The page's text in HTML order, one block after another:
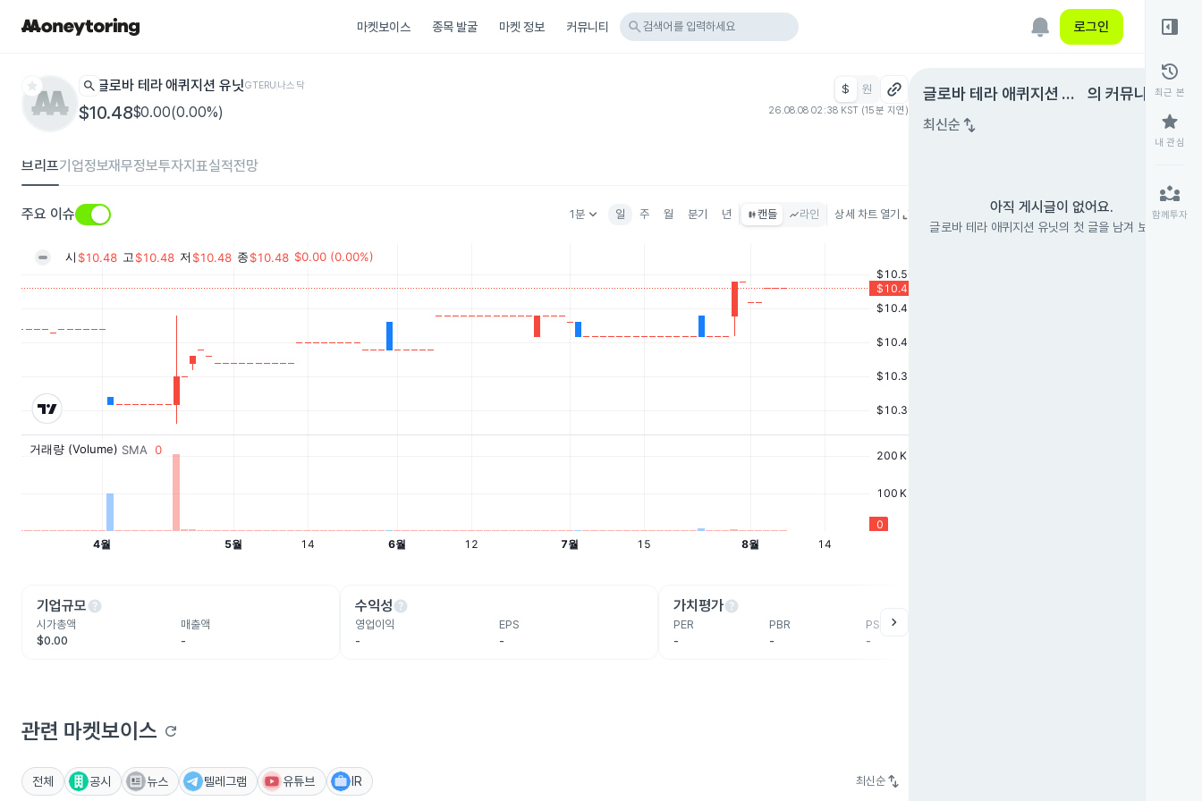
마켓보이스 종목 발굴 마켓 정보 커뮤니티 search 검색어를 입력하세요 로그인
star search 글로바 테라 애퀴지션 유닛GTERU나스닥
$10.48$0.00(0.00%)
$ 원
26.08.08 02:38 KST (15분 지연)
브리프기업정보재무정보투자지표실적전망
주요 이슈 1분keyboard_arrow_down 일 주 월 분기 년 캔들 라인 상세 차트 열기
기업규모help
시가총액
$0.00
매출액
-
수익성help
영업이익
-
EPS
-
가치평가help
PER
-
PBR
-
PSR
-
chevron_right
관련 마켓보이스 refresh
전체 공시 뉴스 텔레그램 유튜브 IR 최신순 swap_vert
글로바 테라 애퀴지션 유
닛
의 커뮤니티expand_circle_right
최신순 swap_vert
아직 게시글이 없어요.
글로바 테라 애퀴지션 유닛의 첫 글을 남겨 보세요.
right_panel_open
history
최근 본
star
내 관심
partner_exchange
함께투자